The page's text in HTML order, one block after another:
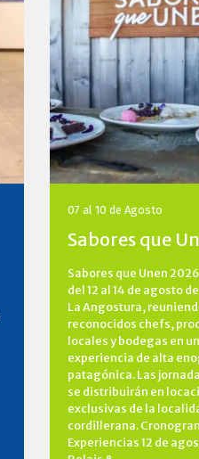
07 al 10 de Agosto
Sabores que
Sabores que Unen
del 12 al 14 de agosto
La Angostura,
reconocidos chefs,
locales y bodegas en
experiencia de alta
patagónica. Las
se distribuirán en
exclusivas de la
cordillerana.
Experiencias 12 de